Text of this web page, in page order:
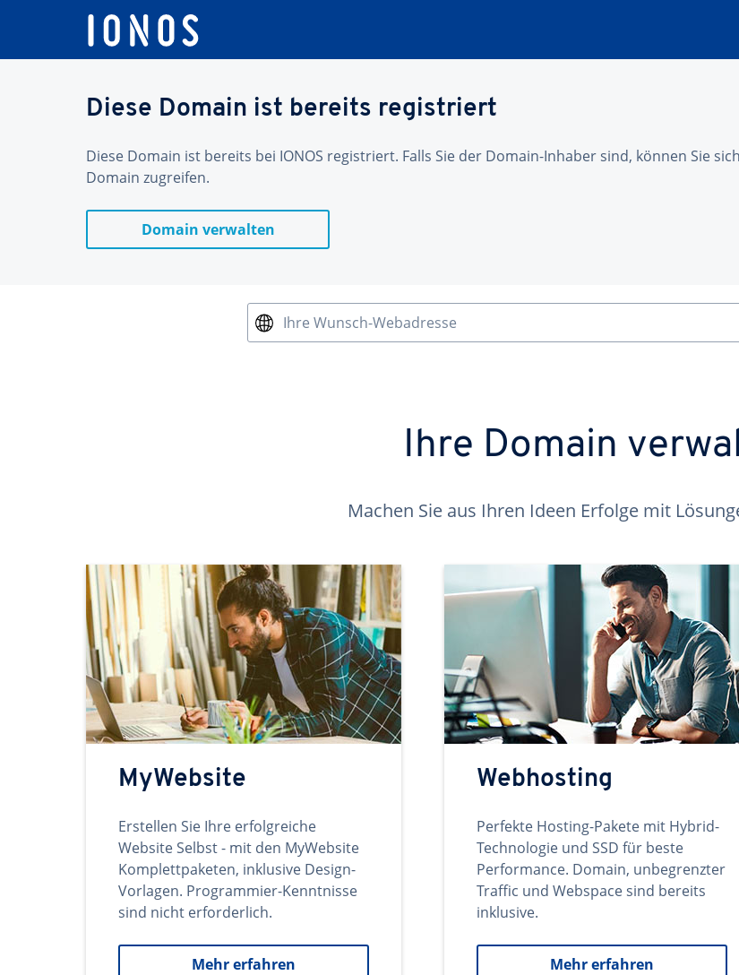
Diese Domain ist bereits registriert
Diese Domain ist bereits bei IONOS registriert. Falls Sie der Domain-Inhaber sind, können Sie
Domain zugreifen.
Domain verwalten
Ihre Wunsch-Webadresse
Ihre Domain
Machen Sie aus Ihren Ideen Erfolge mit
MyWebsite
Erstellen Sie Ihre erfolgreiche
Website Selbst - mit den MyWebsite
Komplettpaketen, inklusive Design-
Vorlagen. Programmier-Kenntnisse
sind nicht erforderlich.
Mehr erfahren
Webhosting
Perfekte Hosting-Pakete mit Hybrid-
Technologie und SSD für beste
Performance. Domain, unbegrenzter
Traffic und Webspace sind bereits
inklusive.
Mehr erfahren